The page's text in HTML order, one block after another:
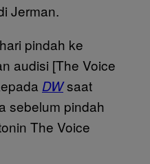
Jerman.
pindah ke
audisi [The Voice
DWsaat
sebelum pindah
The Voice